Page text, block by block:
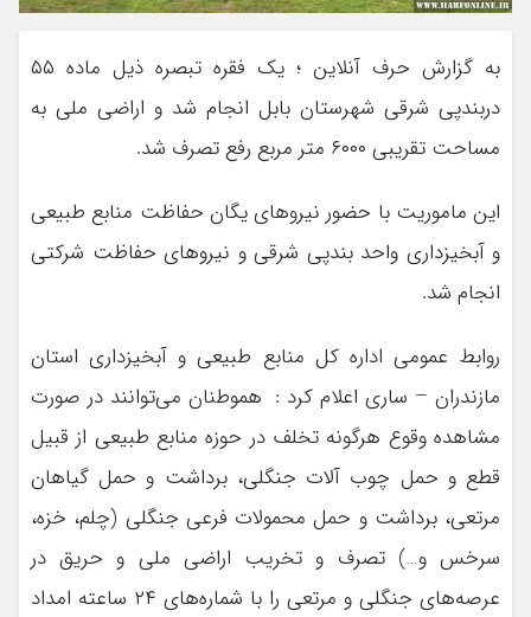
به گزارش حرف آنلاین ؛ یک فقره تبصره ذیل ماده ۵۵
دربندپی شرقی شهرستان بابل انجام شد و اراضی ملی به
مساحت تقریبی ۶۰۰۰ متر مربع رفع تصرف شد.
این ماموریت با حضور نیرو‌های یگان حفاظت منابع طبیعی
و آبخیزداری واحد بندپی شرقی و نیرو‌های حفاظت شرکتی
انجام شد.
روابط عمومی اداره کل منابع طبیعی و آبخیزداری استان
مازندران – ساری اعلام کرد : هموطنان می‌توانند در صورت
مشاهده وقوع هرگونه تخلف در حوزه منابع طبیعی از قبیل
قطع و حمل چوب آلات جنگلی، برداشت و حمل گیاهان
مرتعی، برداشت و حمل محمولات فرعی جنگلی (چلم، خزه،
سرخس و…) تصرف و تخریب اراضی ملی و حریق در
عرصه‌های جنگلی و مرتعی را با شماره‌های ۲۴ ساعته امداد